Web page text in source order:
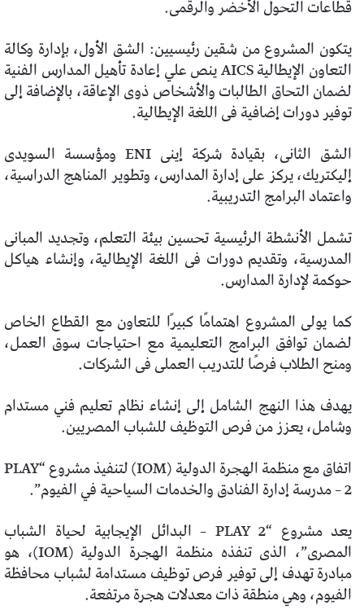
قطاعات التحول الأخضر والرقمى.
يتكون المشروع من شقين رئيسيين: الشق الأول، بإدارة وكالة
التعاون الإيطالية AICS ينص علي إعادة تأهيل المدارس الفنية
لضمان التحاق الطالبات والأشخاص ذوى الإعاقة، بالإضافة إلى
توفير دورات إضافية فى اللغة الإيطالية.
الشق الثانى، بقيادة شركة إينى ENI ومؤسسة السويدى
إليكتريك، يركز على إدارة المدارس، وتطوير المناهج الدراسية،
واعتماد البرامج التدريبية.
تشمل الأنشطة الرئيسية تحسين بيئة التعلم، وتجديد المبانى
المدرسية، وتقديم دورات فى اللغة الإيطالية، وإنشاء هياكل
حوكمة لإدارة المدارس.
كما يولى المشروع اهتمامًا كبيرًا للتعاون مع القطاع الخاص
لضمان توافق البرامج التعليمية مع احتياجات سوق العمل،
ومنح الطلاب فرصًا للتدريب العملى فى الشركات.
يهدف هذا النهج الشامل إلى إنشاء نظام تعليم فني مستدام
وشامل، يعزز من فرص التوظيف للشباب المصريين.
اتفاق مع منظمة الهجرة الدولية (IOM) لتنفيذ مشروع “PLAY
2 – مدرسة إدارة الفنادق والخدمات السياحية في الفيوم”.
يعد مشروع “PLAY 2 – البدائل الإيجابية لحياة الشباب
المصرى”، الذى تنفذه منظمة الهجرة الدولية (IOM)، هو
مبادرة تهدف إلى توفير فرص توظيف مستدامة لشباب محافظة
الفيوم، وهي منطقة ذات معدلات هجرة مرتفعة.